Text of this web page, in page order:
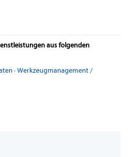
aus folgenden
·Werkzeugmanagement /